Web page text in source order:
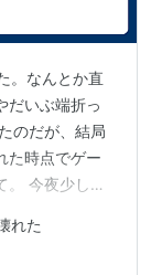
。なんとか直
だいぶ端折っ
のだが、結局
た時点でゲー
。 今夜少しや
。今出たばっ
。これだっ
れた